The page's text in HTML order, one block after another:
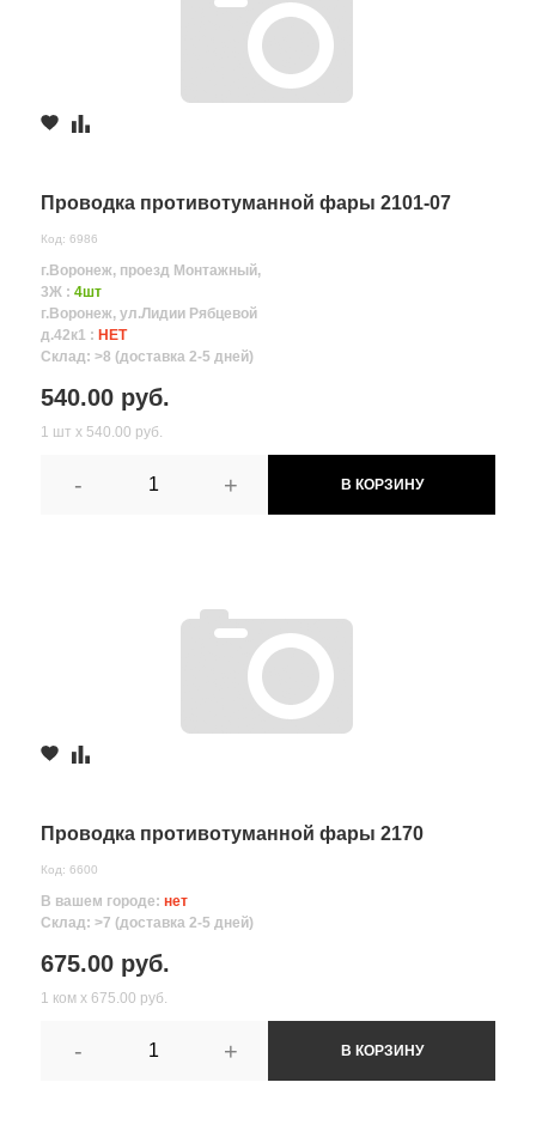
Проводка противотуманной фары 2101-07
Код: 6986
г.Воронеж, проезд Монтажный,
3Ж : 4шт
г.Воронеж, ул.Лидии Рябцевой
д.42к1 : НЕТ
Склад: >8 (доставка 2-5 дней)
540.00 руб.
1 шт х 540.00 руб.
- + В КОРЗИНУ
Проводка противотуманной фары 2170
Код: 6600
В вашем городе: нет
Склад: >7 (доставка 2-5 дней)
675.00 руб.
1 ком х 675.00 руб.
- + В КОРЗИНУ